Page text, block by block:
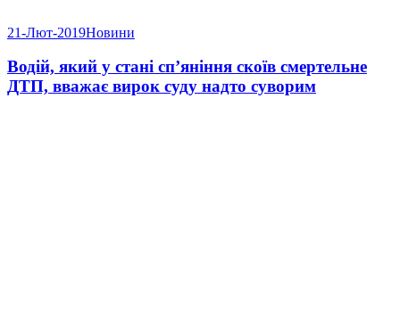
21-Лют-2019Новини
Водій, який у стані сп’яніння скоїв смертельне
ДТП, вважає вирок суду надто суворим